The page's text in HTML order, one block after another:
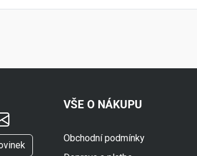
VŠE O NÁKUPU
Obchodní podmínky